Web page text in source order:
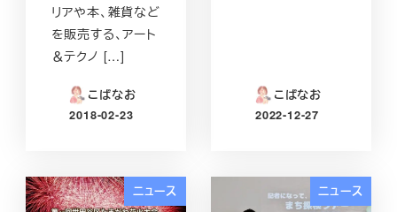
リアや本、雑貨など
を販売する、アート
＆テクノ […]
こばなお
投稿日
2018-02-23
こばなお
投稿日
2022-12-27
ニュース ニュース